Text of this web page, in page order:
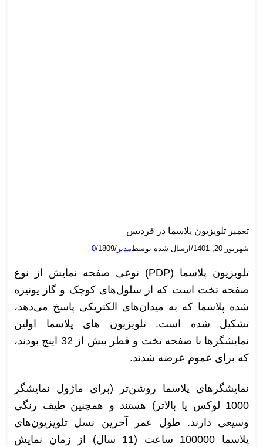
تعمیر تلویزیون پلاسما در فردیس
شهریور 20, 1401 /ارسال شده توسطمدیر /
1809
/
0
تلویزیون پلاسما (PDP) نوعی صفحه نمایش از نوع
صفحه تخت است که از سلول‌های کوچک و گاز یونیزه
شده پلاسما که به میدان‌های الکتریکی پاسخ می‌دهد،
تشکیل شده است. تلویزیون‌ های پلاسما اولین
نمایشگرها با صفحه تخت و قطر بیش از 32 اینچ بودند،
که برای عموم عرضه شدند.
نمایشگرهای پلاسما روشن‌‌تر (برای ماژول نمایشگر
1000 لوکس یا بالاتر) هستند و همچنین طیف رنگی
وسیعی دارند. طول عمر آخرین نسل تلویزیون‌های
پلاسما 100000 ساعت (11 سال) از زمان نمایش